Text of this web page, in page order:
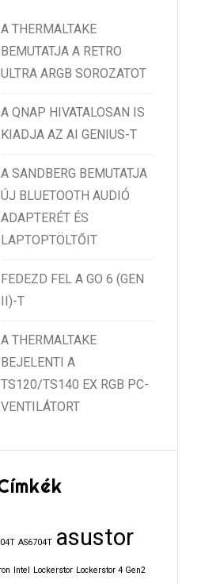
A THERMALTAKE
BEMUTATJA A RETRO
ULTRA ARGB SOROZATOT
A QNAP HIVATALOSAN IS
KIADJA AZ AI GENIUS-T
A SANDBERG BEMUTATJA
ÚJ BLUETOOTH AUDIÓ
ADAPTERÉT ÉS
LAPTOPTÖLTŐIT
FEDEZD FEL A GO 6 (GEN
II)-T
A THERMALTAKE
BEJELENTI A
TS120/TS140 EX RGB PC-
VENTILÁTORT
AS6704T asustor
Intel Lockerstor Lockerstor 4 Gen2